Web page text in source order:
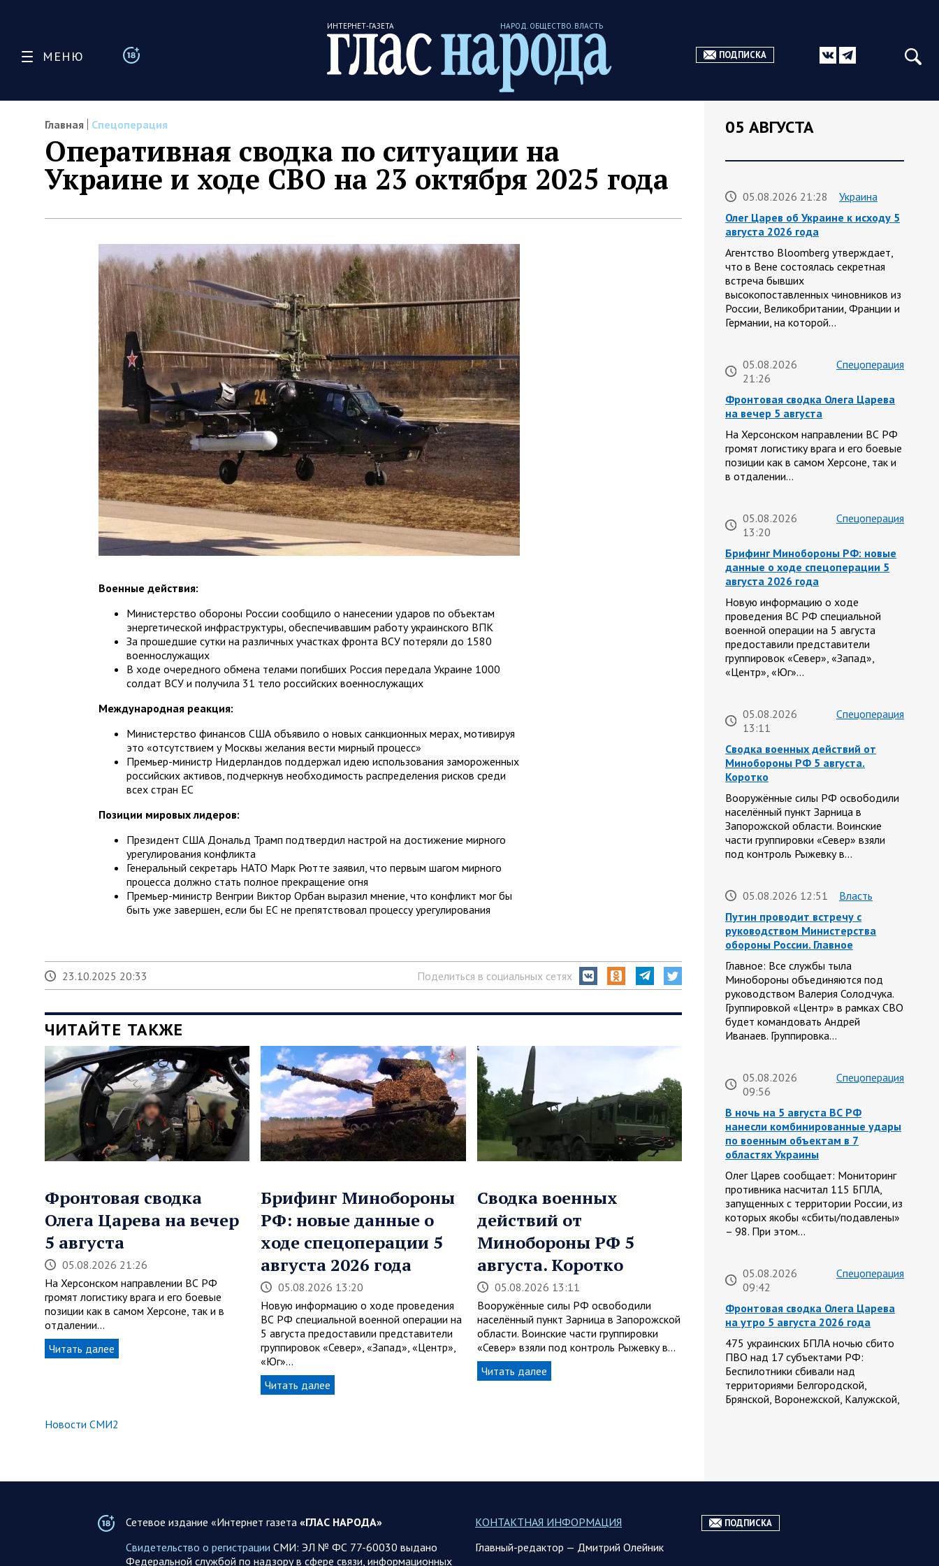
МЕНЮ
ИНТЕРНЕТ-ГАЗЕТА НАРОД. ОБЩЕСТВО. ВЛАСТЬ
ПОДПИСКА
Главная Спецоперация
Оперативная сводка по ситуации на
Украине и ходе СВО на 23 октября 2025 года
Военные действия:
Министерство обороны России сообщило о нанесении ударов по объектам
энергетической инфраструктуры, обеспечивавшим работу украинского ВПК
За прошедшие сутки на различных участках фронта ВСУ потеряли до 1580
военнослужащих
В ходе очередного обмена телами погибших Россия передала Украине 1000
солдат ВСУ и получила 31 тело российских военнослужащих
Международная реакция:
Министерство финансов США объявило о новых санкционных мерах, мотивируя
это «отсутствием у Москвы желания вести мирный процесс»
Премьер-министр Нидерландов поддержал идею использования замороженных
российских активов, подчеркнув необходимость распределения рисков среди
всех стран ЕС
Позиции мировых лидеров:
Президент США Дональд Трамп подтвердил настрой на достижение мирного
урегулирования конфликта
Генеральный секретарь НАТО Марк Рютте заявил, что первым шагом мирного
процесса должно стать полное прекращение огня
Премьер-министр Венгрии Виктор Орбан выразил мнение, что конфликт мог бы
быть уже завершен, если бы ЕС не препятствовал процессу урегулирования
23.10.2025 20:33 Поделиться в социальных сетях
ЧИТАЙТЕ ТАКЖЕ
Фронтовая сводка
Олега Царева на вечер
5 августа
05.08.2026 21:26
На Херсонском направлении ВС РФ
громят логистику врага и его боевые
позиции как в самом Херсоне, так и в
отдалении…
Читать далее
Брифинг Минобороны
РФ: новые данные о
ходе спецоперации 5
августа 2026 года
05.08.2026 13:20
Новую информацию о ходе проведения
ВС РФ специальной военной операции на
5 августа предоставили представители
группировок «Север», «Запад», «Центр»,
«Юг»…
Читать далее
Сводка военных
действий от
Минобороны РФ 5
августа. Коротко
05.08.2026 13:11
Вооружённые силы РФ освободили
населённый пункт Зарница в Запорожской
области. Воинские части группировки
«Север» взяли под контроль Рыжевку в…
Читать далее
Новости СМИ2
05 АВГУСТА
05.08.2026 21:28
Украина
Олег Царев об Украине к исходу 5
августа 2026 года
Агентство Bloomberg утверждает,
что в Вене состоялась секретная
встреча бывших
высокопоставленных чиновников из
России, Великобритании, Франции и
Германии, на которой…
05.08.2026
21:26
Спецоперация
Фронтовая сводка Олега Царева
на вечер 5 августа
На Херсонском направлении ВС РФ
громят логистику врага и его боевые
позиции как в самом Херсоне, так и
в отдалении…
05.08.2026
13:20
Спецоперация
Брифинг Минобороны РФ: новые
данные о ходе спецоперации 5
августа 2026 года
Новую информацию о ходе
проведения ВС РФ специальной
военной операции на 5 августа
предоставили представители
группировок «Север», «Запад»,
«Центр», «Юг»…
05.08.2026
13:11
Спецоперация
Сводка военных действий от
Минобороны РФ 5 августа.
Коротко
Вооружённые силы РФ освободили
населённый пункт Зарница в
Запорожской области. Воинские
части группировки «Север» взяли
под контроль Рыжевку в…
05.08.2026 12:51
Власть
Путин проводит встречу с
руководством Министерства
обороны России. Главное
Главное: Все службы тыла
Минобороны объединяются под
руководством Валерия Солодчука.
Группировкой «Центр» в рамках СВО
будет командовать Андрей
Иванаев. Группировка…
05.08.2026
09:56
Спецоперация
В ночь на 5 августа ВС РФ
нанесли комбинированные удары
по военным объектам в 7
областях Украины
Олег Царев сообщает: Мониторинг
противника насчитал 115 БПЛА,
запущенных с территории России, из
которых якобы «сбиты/подавлены»
– 98. При этом…
05.08.2026
09:42
Спецоперация
Фронтовая сводка Олега Царева
на утро 5 августа 2026 года
475 украинских БПЛА ночью сбито
ПВО над 17 субъектами РФ:
Беспилотники сбивали над
территориями Белгородской,
Брянской, Воронежской, Калужской,
области остается стабильной
Сетевое издание «Интернет газета «ГЛАС НАРОДА»
Свидетельство о регистрации СМИ: ЭЛ № ФС 77-60030 выдано
Федеральной службой по надзору в сфере связи, информационных
КОНТАКТНАЯ ИНФОРМАЦИЯ
Главный-редактор — Дмитрий Олейник
ПОДПИСКА